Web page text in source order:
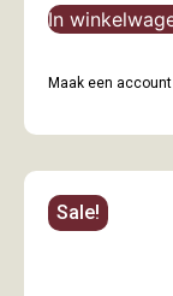
In
Maak een
Sale!